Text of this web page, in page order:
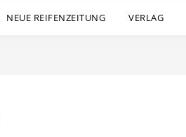
NEUE REIFENZEITUNG VERLAG